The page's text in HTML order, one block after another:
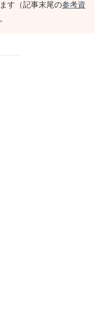
す（記事末尾の参考資